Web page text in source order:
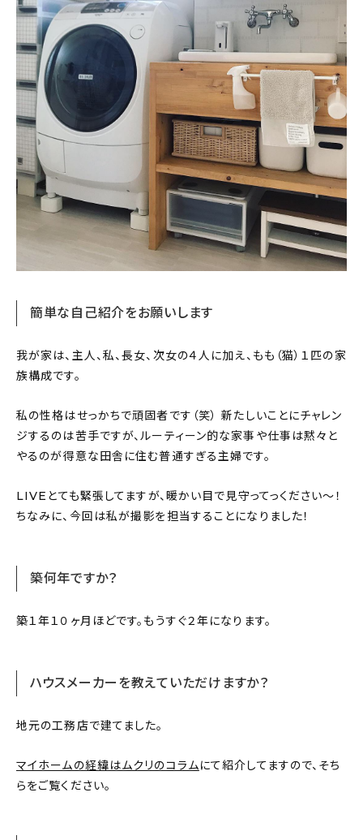
簡単な自己紹介をお願いします
我が家は、主人、私、長女、次女の４人に加え、もも（猫）１匹の家
族構成です。
私の性格はせっかちで頑固者です（笑） 新たしいことにチャレン
ジするのは苦手ですが、ルーティーン的な家事や仕事は黙々と
やるのが得意な田舎に住む普通すぎる主婦です。
LIVEとても緊張してますが、暖かい目で見守ってっください〜！
ちなみに、今回は私が撮影を担当することになりました！
築何年ですか？
築１年１０ヶ月ほどです。もうすぐ２年になります。
ハウスメーカーを教えていただけますか？
地元の工務店で建てました。
マイホームの経緯はムクリのコラムにて紹介してますので、そち
らをご覧ください。